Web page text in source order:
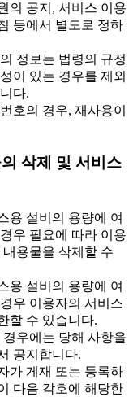
의 공지, 서비스 이용
등에서 별도로 정하
정보는 법령의 규정
이 있는 경우를 제외
다.
호의 경우, 재사용이
삭제 및 서비스
용 설비의 용량에 여
우 필요에 따라 이용
용물을 삭제할 수
용 설비의 용량에 여
우 이용자의 서비스
할 수 있습니다.
우에는 당해 사항을
공지합니다.
가 게재 또는 등록하
다음 각호에 해당한